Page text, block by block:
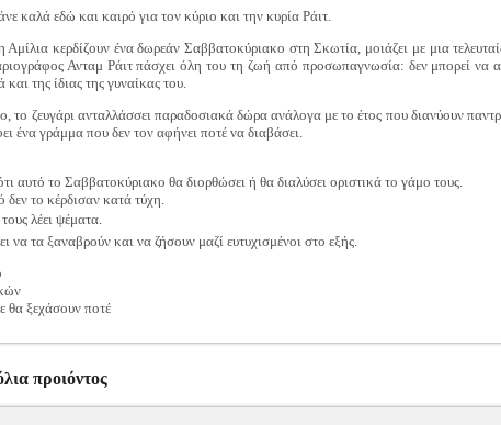
καλά εδώ και καιρό για τον κύριο και την κυρία Ράιτ.
κερδίζουν ένα δωρεάν Σαββατοκύριακο στη Σκωτία, μοιάζει με μια
Ανταμ Ράιτ πάσχει όλη του τη ζωή από προσωπαγνωσία: δεν μπορεί
της ίδιας της γυναίκας του.
το ζευγάρι ανταλλάσσει παραδοσιακά δώρα ανάλογα με το έτος που διανύουν
ένα γράμμα που δεν τον αφήνει ποτέ να διαβάσει.
αυτό το Σαββατοκύριακο θα διορθώσει ή θα διαλύσει οριστικά το γάμο τους.
δεν το κέρδισαν κατά τύχη.
λέει ψέματα.
να τα ξαναβρούν και να ζήσουν μαζί ευτυχισμένοι στο εξής.
θα ξεχάσουν ποτέ
προιόντος